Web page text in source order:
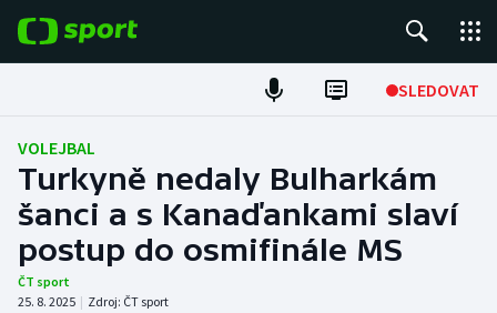
SLEDOVAT
Fotbal
Hokej
Tenis
Atletika
VOLEJBAL
Turkyně nedaly Bulharkám
šanci a s Kanaďankami slaví
postup do osmifinále MS
ČT sport
25. 8. 2025 | Zdroj: ČT sport